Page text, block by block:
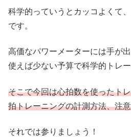
科学的っていうとカッコよくて
です。
高価なパワーメーターには手が
使えば少ない予算で科学的トレ
そこで今回は心拍数を使ったト
拍トレーニングの計測方法、注
それでは参りましょう！